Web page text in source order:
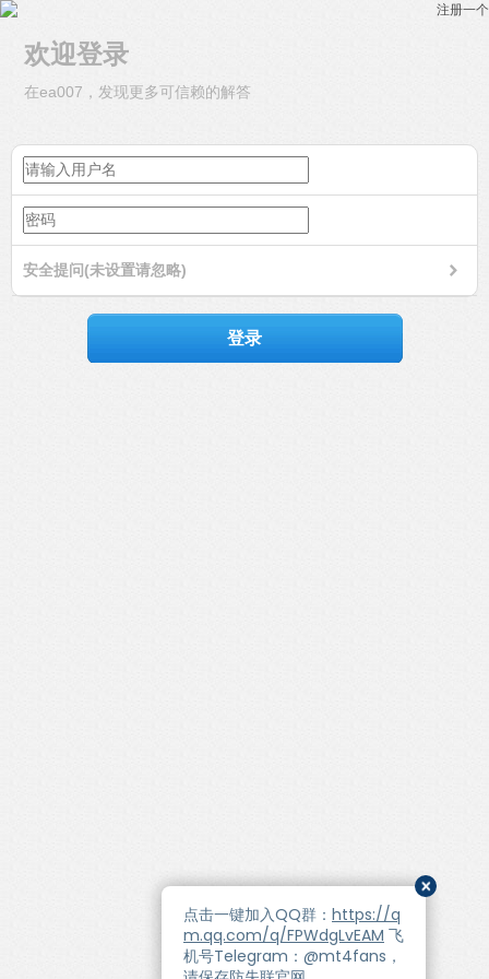
注册一个
欢迎登录
在ea007，发现更多可信赖的解答
安全提问(未设置请忽略)
登录